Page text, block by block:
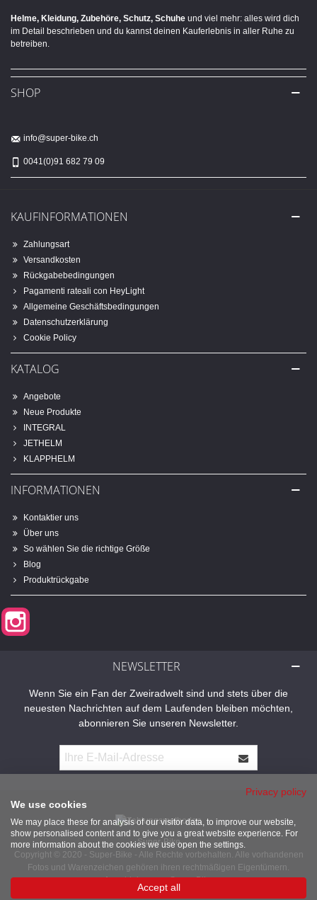
Helme, Kleidung, Zubehöre, Schutz, Schuhe und viel mehr: alles wird dich
im Detail beschrieben und du kannst deinen Kauferlebnis in aller Ruhe zu
betreiben.
SHOP
info@super-bike.ch
0041(0)91 682 79 09
KAUFINFORMATIONEN
Zahlungsart
Versandkosten
Rückgabebedingungen
Pagamenti rateali con HeyLight
Allgemeine Geschäftsbedingungen
Datenschutzerklärung
Cookie Policy
KATALOG
Angebote
Neue Produkte
INTEGRAL
JETHELM
KLAPPHELM
INFORMATIONEN
Kontaktier uns
Über uns
So wählen Sie die richtige Größe
Blog
Produktrückgabe
NEWSLETTER
Wenn Sie ein Fan der Zweiradwelt sind und stets über die
neuesten Nachrichten auf dem Laufenden bleiben möchten,
abonnieren Sie unseren Newsletter.
Super-Bike
Copyright © 2020 - Super-Bike - Alle Rechte vorbehalten. Alle vorhandenen
Fotos und Warenzeichen gehören ihren rechtmäßigen Eigentümern.
Angetrieben von Super-Bike
Privacy policy
We use cookies
We may place these for analysis of our visitor data, to improve our website,
show personalised content and to give you a great website experience. For
more information about the cookies we use open the settings.
Accept all